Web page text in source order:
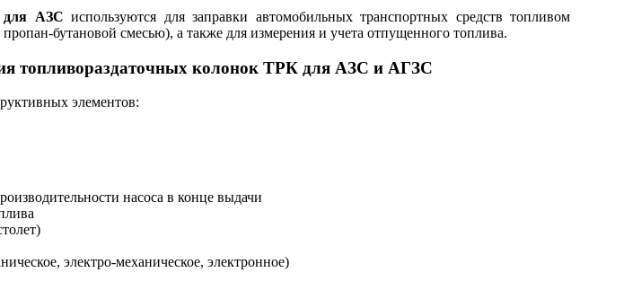
для АЗС используются для заправки автомобильных транспортных средств топливом
бутановой смесью), а также для измерения и учета отпущенного топлива.
топливораздаточных колонок ТРК для АЗС и АГЗС
элементов:
насоса в конце выдачи
электро-механическое, электронное)